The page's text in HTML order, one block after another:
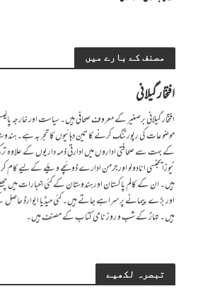
مصنف کے بارے میں
افتخار گیلانی
افتخار گیلانی برصغیر کے معروف صحافی ہیں۔ سیاست اور خارجہ
موضوعات کی رپورٹنگ کرنے کا تین دہائیوں کا تجربہ ہے۔
کے بہت سے صحافتی اداروں میں ادارتی ذمہ داریوں کے علاوہ
نیوزایجنسی انادولو اور جرمن ادارے ڈوئچے ویلے کےلیے کام
ہیں۔ ان کے کالم پاکستان اور ہندوستان کے کئی اخبارات میں
اور بڑے پیمانے پر سراہے جاتے ہیں۔ کئی میڈیا ایوارڈ حاصل
ہیں۔ تہاڑ کے شب و روز نامی کتاب کے مصنف ہیں۔
تبصرہ لکھیے